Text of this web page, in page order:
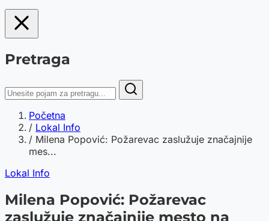
Pretraga
Početna
/ Lokal Info
/ Milena Popović: Požarevac zaslužuje značajnije
mes...
Lokal Info
Milena Popović: Požarevac
zaslužuje značajnije mesto na